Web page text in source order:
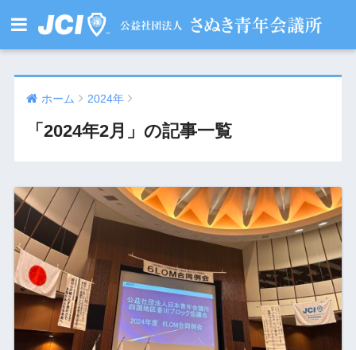
ホーム 2024年
「2024年2月」の記事一覧